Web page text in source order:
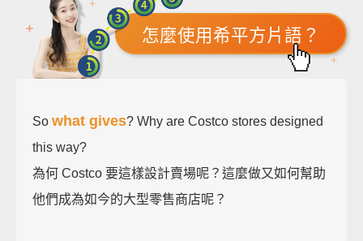
怎麼使用希平方片語？
So what gives? Why are Costco stores designed
this way?
為何 Costco 要這樣設計賣場呢？這麼做又如何幫助
他們成為如今的大型零售商店呢？